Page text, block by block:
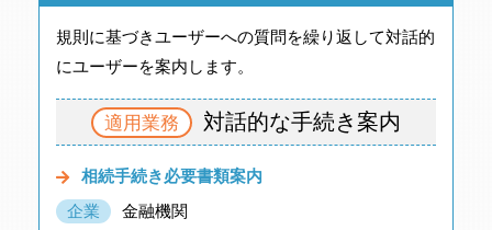
規則に基づきユーザーへの質問を繰り返して対話的
にユーザーを案内します。
適用業務 対話的な手続き案内
相続手続き必要書類案内
企業
金融機関